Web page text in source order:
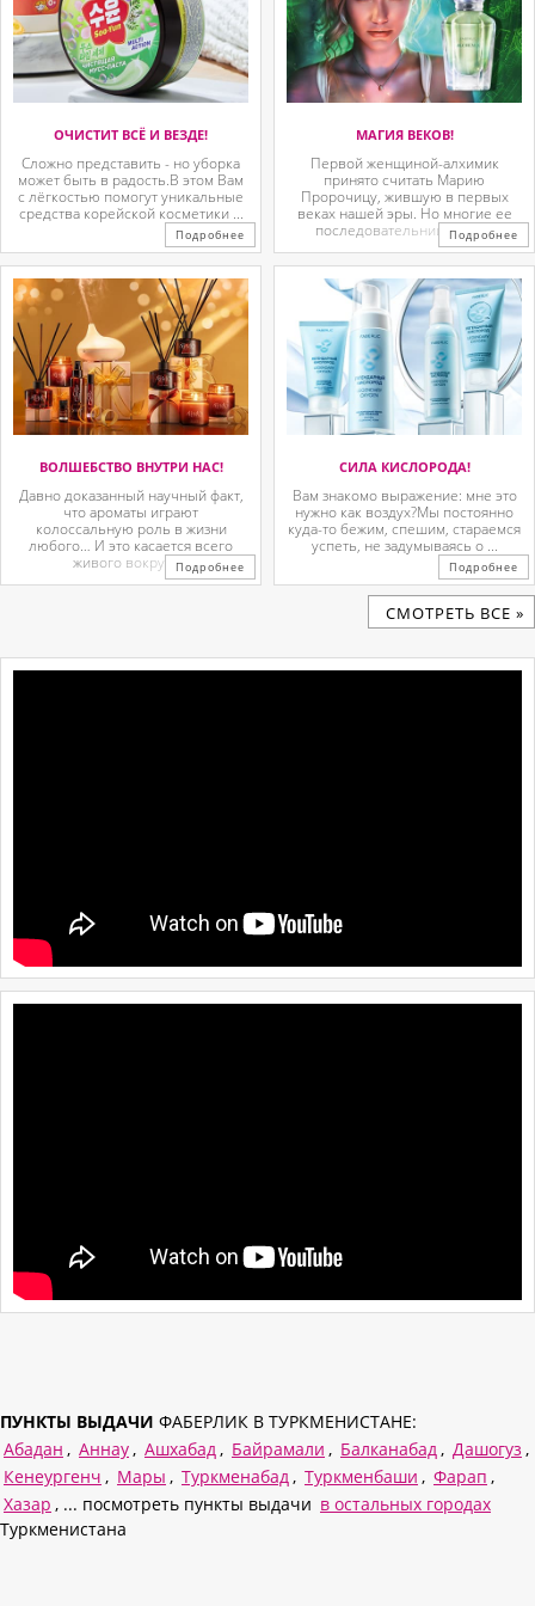
ОЧИСТИТ ВСЁ И ВЕЗДЕ!
Сложно представить - но уборка
может быть в радость.В этом Вам
с лёгкостью помогут уникальные
средства корейской косметики ...
Подробнее
МАГИЯ ВЕКОВ!
Первой женщиной-алхимик
принято считать Марию
Пророчицу, жившую в первых
веках нашей эры. Но многие ее
последовательницы так ...
Подробнее
ВОЛШЕБСТВО ВНУТРИ НАС!
Давно доказанный научный факт,
что ароматы играют
колоссальную роль в жизни
любого… И это касается всего
живого вокруг. ...Подробнее
СИЛА КИСЛОРОДА!
Вам знакомо выражение: мне это
нужно как воздух?Мы постоянно
куда-то бежим, спешим, стараемся
успеть, не задумываясь о ...
Подробнее
CМОТРЕТЬ ВСЕ »
ПУНКТЫ ВЫДАЧИ ФАБЕРЛИК В ТУРКМЕНИСТАНЕ:
Абадан , Аннау , Ашхабад , Байрамали , Балканабад , Дашогуз ,
Кенеургенч , Мары , Туркменабад , Туркменбаши , Фарап ,
Хазар , ... посмотреть пункты выдачи в остальных городах
Туркменистана